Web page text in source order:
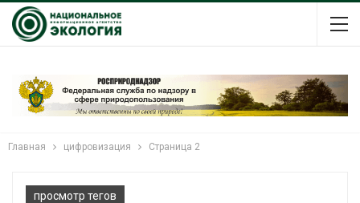
Главная цифровизация Страница 2
просмотр тегов